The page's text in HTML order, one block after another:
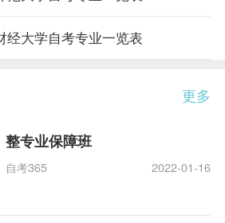
经大学自考专业一览表
更多
整专业保障班
自考365 2022-01-16